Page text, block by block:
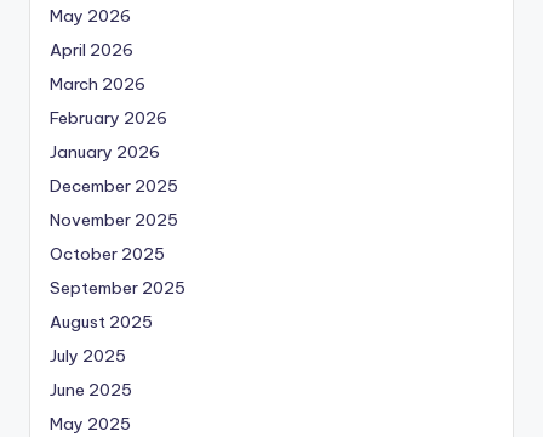
May 2026
April 2026
March 2026
February 2026
January 2026
December 2025
November 2025
October 2025
September 2025
August 2025
July 2025
June 2025
May 2025